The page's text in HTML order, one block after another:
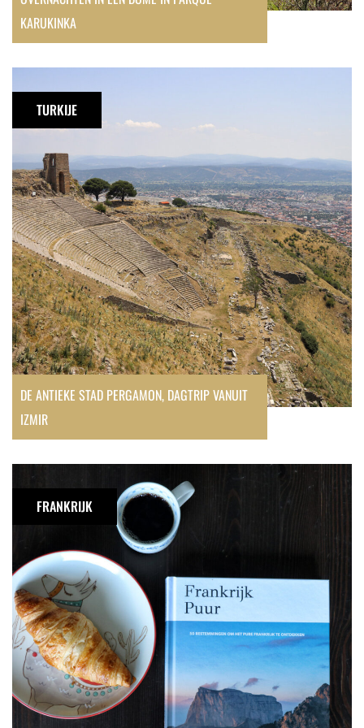
KARUKINKA
antieke
stad
Pergamon,
dagtrip
vanuit
Izmir
TURKIJE
DE ANTIEKE STAD PERGAMON, DAGTRIP VANUIT
IZMIR
Frankrijk
van
Martijn
Joosse
FRANKRIJK